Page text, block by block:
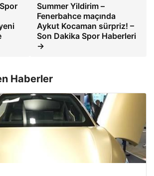
Summer Yildirim –
Fenerbahce maçında
Aykut Kocaman sürpriz! –
Son Dakika Spor Haberleri
→
Haberler